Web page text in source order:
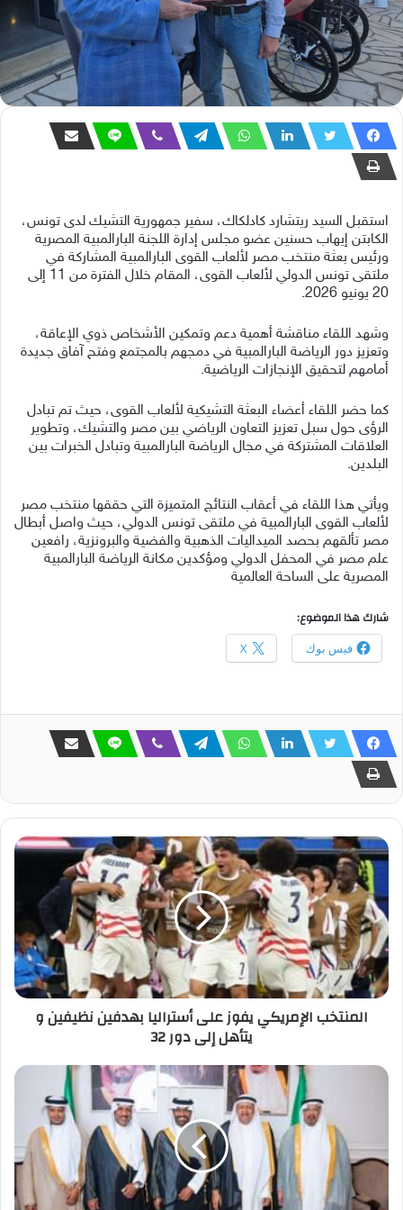
استقبل السيد ريتشارد كادلكاك، سفير جمهورية التشيك لدى تونس،
الكابتن إيهاب حسنين عضو مجلس إدارة اللجنة البارالمبية المصرية
ورئيس بعثة منتخب مصر لألعاب القوى البارالمبية المشاركة في
ملتقى تونس الدولي لألعاب القوى، المقام خلال الفترة من 11 إلى
20 يونيو 2026.
وشهد اللقاء مناقشة أهمية دعم وتمكين الأشخاص ذوي الإعاقة،
وتعزيز دور الرياضة البارالمبية في دمجهم بالمجتمع وفتح آفاق جديدة
أمامهم لتحقيق الإنجازات الرياضية.
كما حضر اللقاء أعضاء البعثة التشيكية لألعاب القوى، حيث تم تبادل
الرؤى حول سبل تعزيز التعاون الرياضي بين مصر والتشيك، وتطوير
العلاقات المشتركة في مجال الرياضة البارالمبية وتبادل الخبرات بين
البلدين.
ويأتي هذا اللقاء في أعقاب النتائج المتميزة التي حققها منتخب مصر
لألعاب القوى البارالمبية في ملتقى تونس الدولي، حيث واصل أبطال
مصر تألقهم بحصد الميداليات الذهبية والفضية والبرونزية، رافعين
علم مصر في المحفل الدولي ومؤكدين مكانة الرياضة البارالمبية
المصرية على الساحة العالمية
شارك هذا الموضوع:
فيس بوك X
المنتخب الإمريكي يفوز على أستراليا بهدفين نظيفين و
يتأهل إلى دور 32